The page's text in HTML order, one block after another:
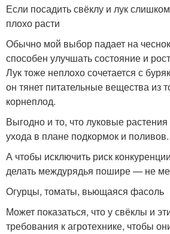
Если посадить свёклу и лук
плохо расти
Обычно мой выбор падает на
способен улучшать состояние и
Лук тоже неплохо сочетается с
он тянет питательные вещества из
корнеплод.
Выгодно и то, что луковые
ухода в плане подкормок и поливов.
А чтобы исключить риск
делать междурядья пошире — не
Огурцы, томаты, вьющаяся фасоль
Может показаться, что у свёклы и
требования к агротехнике, чтобы